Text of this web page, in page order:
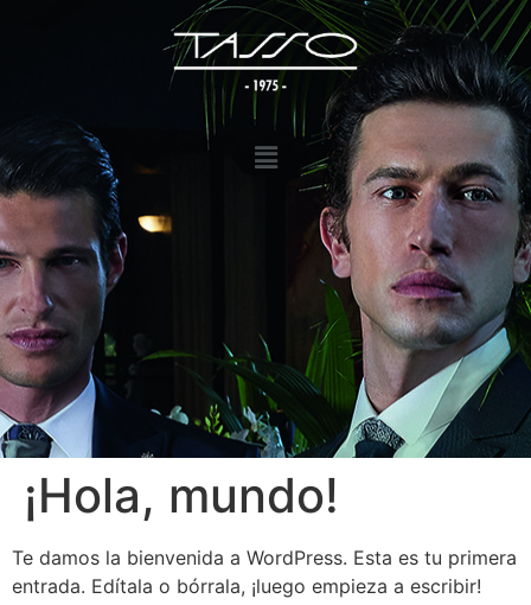
¡Hola, mundo!
Te damos la bienvenida a WordPress. Esta es tu primera
entrada. Edítala o bórrala, ¡luego empieza a escribir!